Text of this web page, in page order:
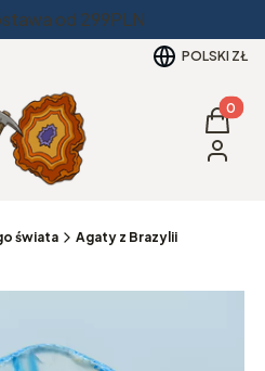
od 299PLN
POLSKI ZŁ
Koszyk
świata Agaty z Brazylii